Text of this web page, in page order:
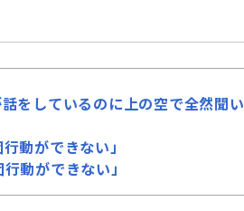
をしているのに上の空で全然聞い
動ができない」
動ができない」